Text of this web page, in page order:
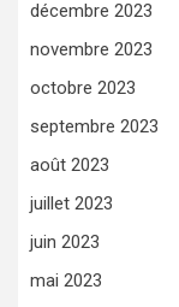
décembre 2023
novembre 2023
octobre 2023
septembre 2023
août 2023
juillet 2023
juin 2023
mai 2023